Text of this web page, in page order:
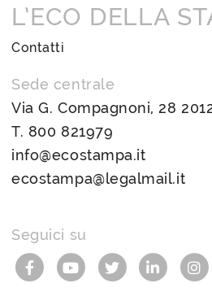
L’ECO DELLA
Contatti
Sede centrale
Via G. Compagnoni, 28
T. 800 821979
info@ecostampa.it
ecostampa@legalmail.it
Seguici su